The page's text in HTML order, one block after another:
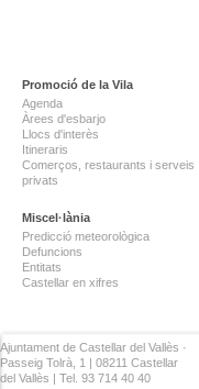
Promoció de la Vila
Agenda
Àrees d'esbarjo
Llocs d'interès
Itineraris
Comerços, restaurants i serveis
privats
Miscel·lània
Predicció meteorològica
Defuncions
Entitats
Castellar en xifres
Ajuntament de Castellar del Vallès ·
Passeig Tolrà, 1 | 08211 Castellar
del Vallès | Tel. 93 714 40 40